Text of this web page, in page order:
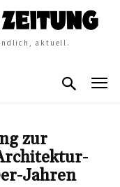
aktuell.
zur
Jahren